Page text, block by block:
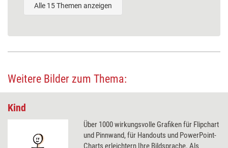
Alle 15 Themen anzeigen
Weitere Bilder zum Thema:
Kind
Über 1000 wirkungsvolle Grafiken für Flipchart
und Pinnwand, für Handouts und PowerPoint-
Charts erleichtern Ihre Bildsprache. Als